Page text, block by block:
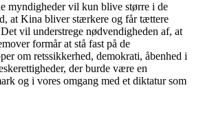
myndigheder vil kun blive større i de
at Kina bliver stærkere og får tættere
vil understrege nødvendigheden af, at
formår at stå fast på de
om retssikkerhed, demokrati, åbenhed i
der burde være en
og i vores omgang med et diktatur som